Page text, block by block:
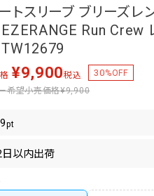
トスリーブ ブリーズ
Run Crew
¥9,900税込 30%OFF
希望小売価格¥9,900